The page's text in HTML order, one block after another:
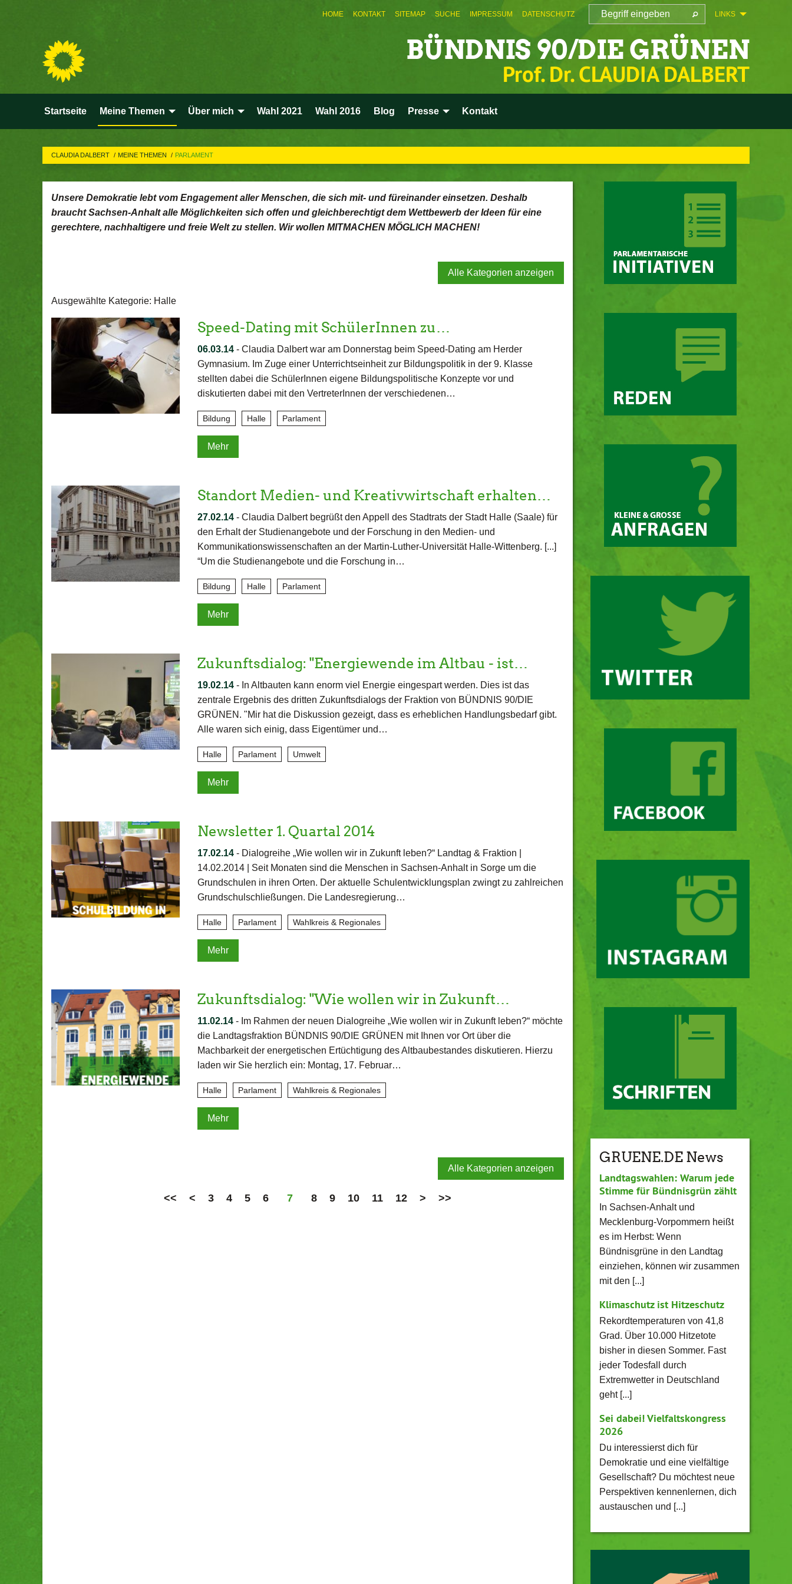
LINKS
HOME KONTAKT SITEMAP SUCHE IMPRESSUM DATENSCHUTZ
BÜNDNIS 90/DIE GRÜNEN
Prof. Dr. CLAUDIA DALBERT
Startseite Meine Themen Über mich Wahl 2021 Wahl 2016 Blog Presse Kontakt
CLAUDIA DALBERT MEINE THEMEN PARLAMENT
Unsere Demokratie lebt vom Engagement aller Menschen, die sich mit- und füreinander einsetzen. Deshalb
braucht Sachsen-Anhalt alle Möglichkeiten sich offen und gleichberechtigt dem Wettbewerb der Ideen für eine
gerechtere, nachhaltigere und freie Welt zu stellen. Wir wollen MITMACHEN MÖGLICH MACHEN!
Alle Kategorien anzeigen
Ausgewählte Kategorie: Halle
Speed-Dating mit SchülerInnen zu…
06.03.14- Claudia Dalbert war am Donnerstag beim Speed-Dating am Herder
Gymnasium. Im Zuge einer Unterrichtseinheit zur Bildungspolitik in der 9. Klasse
stellten dabei die SchülerInnen eigene Bildungspolitische Konzepte vor und
diskutierten dabei mit den VertreterInnen der verschiedenen…
Bildung Halle Parlament
Mehr
Standort Medien- und Kreativwirtschaft erhalten…
27.02.14- Claudia Dalbert begrüßt den Appell des Stadtrats der Stadt Halle (Saale) für
den Erhalt der Studienangebote und der Forschung in den Medien- und
Kommunikationswissenschaften an der Martin-Luther-Universität Halle-Wittenberg. [...]
“Um die Studienangebote und die Forschung in…
Bildung Halle Parlament
Mehr
Zukunftsdialog: "Energiewende im Altbau - ist…
19.02.14- In Altbauten kann enorm viel Energie eingespart werden. Dies ist das
zentrale Ergebnis des dritten Zukunftsdialogs der Fraktion von BÜNDNIS 90/DIE
GRÜNEN. "Mir hat die Diskussion gezeigt, dass es erheblichen Handlungsbedarf gibt.
Alle waren sich einig, dass Eigentümer und…
Halle Parlament Umwelt
Mehr
Newsletter 1. Quartal 2014
17.02.14- Dialogreihe „Wie wollen wir in Zukunft leben?“ Landtag & Fraktion |
14.02.2014 | Seit Monaten sind die Menschen in Sachsen-Anhalt in Sorge um die
Grundschulen in ihren Orten. Der aktuelle Schulentwicklungsplan zwingt zu zahlreichen
Grundschulschließungen. Die Landesregierung…
Halle Parlament Wahlkreis & Regionales
Mehr
Zukunftsdialog: "Wie wollen wir in Zukunft…
11.02.14- Im Rahmen der neuen Dialogreihe „Wie wollen wir in Zukunft leben?“ möchte
die Landtagsfraktion BÜNDNIS 90/DIE GRÜNEN mit Ihnen vor Ort über die
Machbarkeit der energetischen Ertüchtigung des Altbaubestandes diskutieren. Hierzu
laden wir Sie herzlich ein: Montag, 17. Februar…
Halle Parlament Wahlkreis & Regionales
Mehr
Alle Kategorien anzeigen
<< < 3 4 5 6 7 8 9 10 11 12 > >>
GRUENE.DE News
Landtagswahlen: Warum jede
Stimme für Bündnisgrün zählt
In Sachsen-Anhalt und
Mecklenburg-Vorpommern heißt
es im Herbst: Wenn
Bündnisgrüne in den Landtag
einziehen, können wir zusammen
mit den [...]
Klimaschutz ist Hitzeschutz
Rekordtemperaturen von 41,8
Grad. Über 10.000 Hitzetote
bisher in diesen Sommer. Fast
jeder Todesfall durch
Extremwetter in Deutschland
geht [...]
Sei dabei! Vielfaltskongress
2026
Du interessierst dich für
Demokratie und eine vielfältige
Gesellschaft? Du möchtest neue
Perspektiven kennenlernen, dich
austauschen und [...]